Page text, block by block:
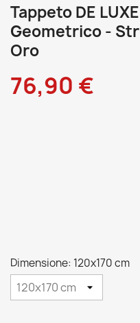
Tappeto DE
Geometrico -
Oro
76,90 €
Dimensione: 120x170 cm